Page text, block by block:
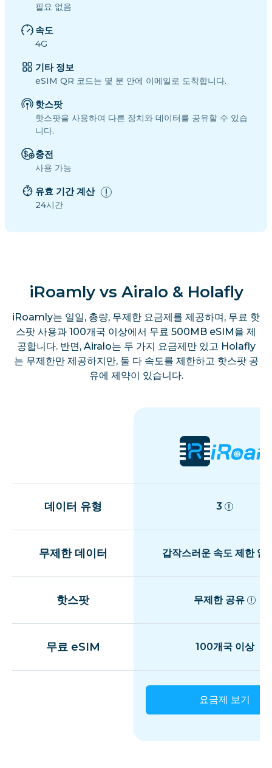
필요 없음
속도
4G
기타 정보
eSIM QR 코드는 몇 분 안에 이메일로 도착합니다.
핫스팟
핫스팟을 사용하여 다른 장치와 데이터를 공유할 수 있습
니다.
충전
사용 가능
유효 기간 계산
24시간
iRoamly vs Airalo & Holafly
iRoamly는 일일, 총량, 무제한 요금제를 제공하며, 무료 핫
스팟 사용과 100개국 이상에서 무료 500MB eSIM을 제
공합니다. 반면, Airalo는 두 가지 요금제만 있고 Holafly
는 무제한만 제공하지만, 둘 다 속도를 제한하고 핫스팟 공
유에 제약이 있습니다.
데이터 유형 3
무제한 데이터 갑작스러운 속도 제한 없
핫스팟 무제한 공유
무료 eSIM 100개국 이상
요금제 보기